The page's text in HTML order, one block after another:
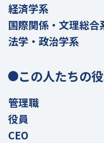
経済学系
国際関係・文理総合
法学・政治学系
この人たちの
管理職
役員
CEO